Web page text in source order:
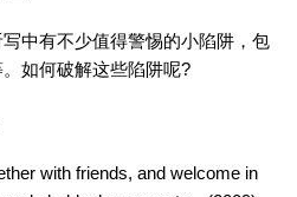
有不少值得警惕的小陷阱，包
如何破解这些陷阱呢?
with friends, and welcome in